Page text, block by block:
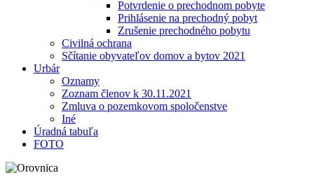
Potvrdenie o prechodnom pobyte
Prihlásenie na prechodný pobyt
Zrušenie prechodného pobytu
Civilná ochrana
Sčítanie obyvateľov domov a bytov 2021
Urbár
Oznamy
Zoznam členov k 30.11.2021
Zmluva o pozemkovom spoločenstve
Iné
Úradná tabuľa
FOTO